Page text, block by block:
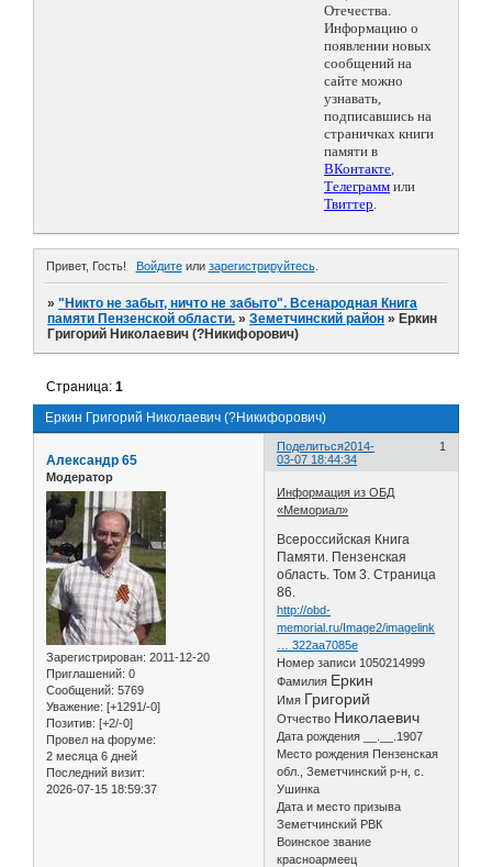
Отечества.
Информацию о
появлении новых
сообщений на
сайте можно
узнавать,
подписавшись на
страничках книги
памяти в
ВКонтакте,
Телеграмм или
Твиттер.
Привет, Гость! Войдитеили зарегистрируйтесь.
»"Никто не забыт, ничто не забыто". Всенародная Книга
памяти Пензенской области. »Земетчинский район » Еркин
Григорий Николаевич (?Никифорович)
Еркин Григорий Николаевич (?Никифорович)
Страница:1
Поделиться 1
2014-
03-07 18:44:34
Александр 65
Модератор
Зарегистрирован: 2011-12-20
Приглашений: 0
Сообщений: 5769
Уважение: [+1291/-0]
Позитив: [+2/-0]
Провел на форуме:
2 месяца 6 дней
Последний визит:
2026-07-15 18:59:37
Информация из ОБД
«Мемориал»
Всероссийская Книга
Памяти. Пензенская
область. Том 3. Страница
86.
http://obd-
memorial.ru/Image2/imagelink
… 322aa7085e
Номер записи 1050214999
Фамилия Еркин
Имя Григорий
Отчество Николаевич
Дата рождения __.__.1907
Место рождения Пензенская
обл., Земетчинский р-н, с.
Ушинка
Дата и место призыва
Земетчинский РВК
Воинское звание
красноармеец